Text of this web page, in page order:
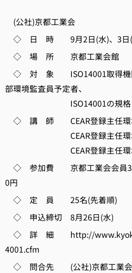
(公社)京都工業会
◇ 日 時 9月2日(水)、3日(
◇ 場 所 京都工業会館
◇ 対 象 ISO14001取得機関
部環境監査員予定者、
ISO14001の規格を理
◇ 講 師 CEAR登録主任環
CEAR登録主任環境
CEAR登録主任環境
◇ 参加費 京都工業会会員
0円
◇ 定 員 25名(先着順)
◇ 申込締切 8月26日(水)
◇ 詳 細 http://
4001.cfm
◇ 問合先 (公社)京都工業会